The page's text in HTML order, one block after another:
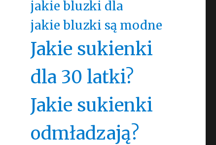
jakie bluzki dla
jakie bluzki są modne
Jakie sukienki
dla 30 latki?
Jakie sukienki
odmładzają?